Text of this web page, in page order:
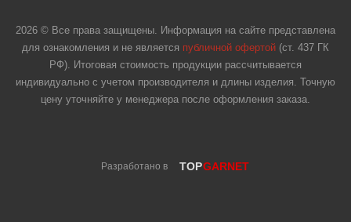
2026 © Все права защищены. Информация на сайте представлена
для ознакомления и не является публичной офертой (ст. 437 ГК
РФ). Итоговая стоимость продукции рассчитывается
индивидуально с учетом производителя и длины изделия. Точную
цену уточняйте у менеджера после оформления заказа.
Разработано в TOPGARNET